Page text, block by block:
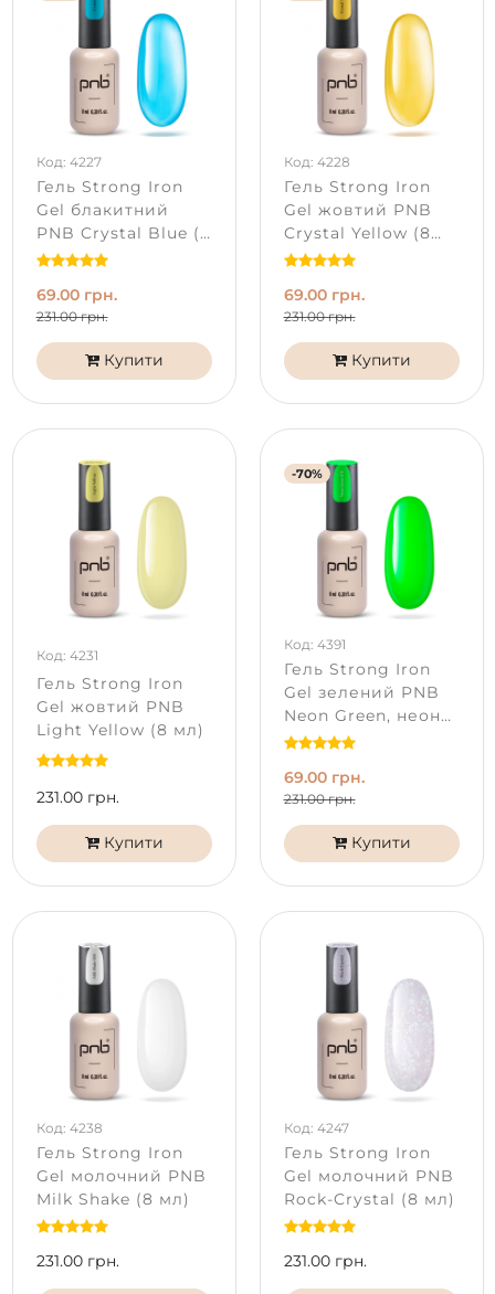
Код: 4227
Гель Strong Iron
Gel блакитний
PNB Crystal Blue (8
мл)
69.00 грн.
231.00 грн.
Купити
Код: 4228
Гель Strong Iron
Gel жовтий PNB
Crystal Yellow (8
мл)
69.00 грн.
231.00 грн.
Купити
Код: 4231
Гель Strong Iron
Gel жовтий PNB
Light Yellow (8 мл)
231.00 грн.
Купити
-70%
Код: 4391
Гель Strong Iron
Gel зелений PNB
Neon Green, неон
(8 мл)
69.00 грн.
231.00 грн.
Купити
Код: 4238
Гель Strong Iron
Gel молочний PNB
Milk Shake (8 мл)
231.00 грн.
Код: 4247
Гель Strong Iron
Gel молочний PNB
Rock-Crystal (8 мл)
231.00 грн.